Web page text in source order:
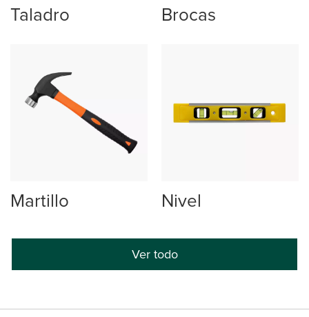
Taladro Brocas
Martillo Nivel
Ver todo